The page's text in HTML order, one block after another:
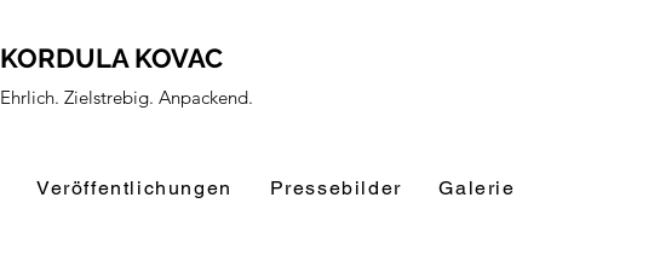
KORDULA KOVAC
Ehrlich. Zielstrebig. Anpackend.
Veröffentlichungen Pressebilder Galerie